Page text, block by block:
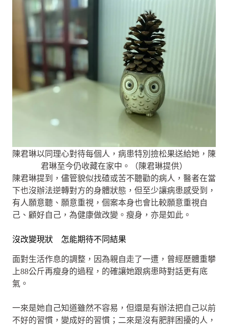
陳君琳以同理心對待每個人，病患特別撿松果送給她，陳
君琳至今仍收藏在家中。（陳君琳提供）
陳君琳提到，儘管貌似找碴或苦不聽勸的病人，醫者在當
下也沒辦法逆轉對方的身體狀態，但至少讓病患感受到，
有人願意聽、願意重視，個案本身也會比較願意重視自
己、顧好自己，為健康做改變。瘦身，亦是如此。
沒改變現狀 怎能期待不同結果
面對生活作息的調整，因為親自走了一遭，曾經歷體重攀
上88公斤再瘦身的過程，的確讓她跟病患時對話更有底
氣。
一來是她自己知道雖然不容易，但還是有辦法把自己以前
不好的習慣，變成好的習慣；二來是沒有肥胖困擾的人，